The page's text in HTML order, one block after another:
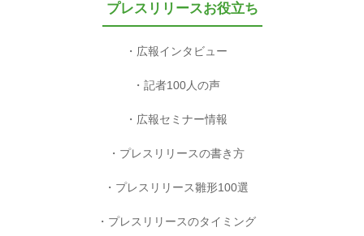
プレスリリースお役立ち
広報インタビュー
記者100人の声
広報セミナー情報
プレスリリースの書き方
プレスリリース雛形100選
プレスリリースのタイミング